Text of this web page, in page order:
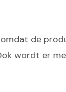
de
wordt er